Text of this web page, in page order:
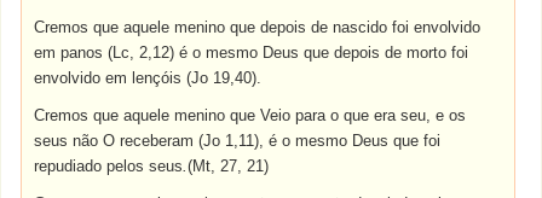
Cremos que aquele menino que depois de nascido foi envolvido
em panos (Lc, 2,12) é o mesmo Deus que depois de morto foi
envolvido em lençóis (Jo 19,40).
Cremos que aquele menino que Veio para o que era seu, e os
seus não O receberam (Jo 1,11), é o mesmo Deus que foi
repudiado pelos seus.(Mt, 27, 21)